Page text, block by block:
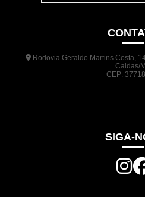
Rodovia Geraldo Martins Costa,
Caldas/
CEP:
SIGA-